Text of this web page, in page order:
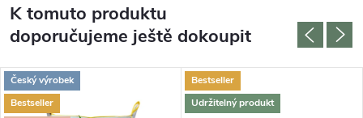
K tomuto produktu
doporučujeme ještě dokoupit
Český výrobek
Bestseller
Bestseller
Udržitelný produkt